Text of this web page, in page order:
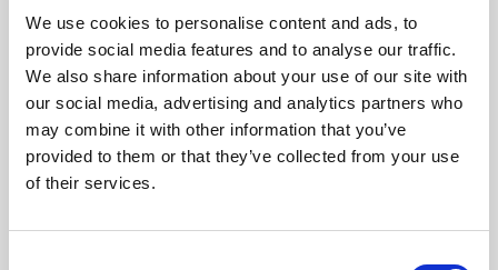
We use cookies to personalise content and ads, to
provide social media features and to analyse our traffic.
We also share information about your use of our site with
our social media, advertising and analytics partners who
may combine it with other information that you’ve
provided to them or that they’ve collected from your use
of their services.